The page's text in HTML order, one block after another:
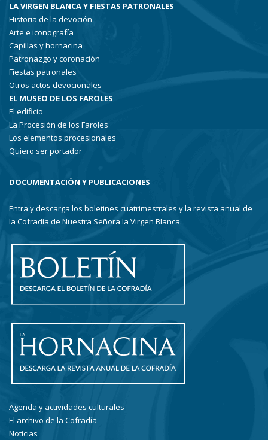
LA VIRGEN BLANCA Y FIESTAS PATRONALES
Historia de la devoción
Arte e iconografía
Capillas y hornacina
Patronazgo y coronación
Fiestas patronales
Otros actos devocionales
EL MUSEO DE LOS FAROLES
El edificio
La Procesión de los Faroles
Los elementos procesionales
Quiero ser portador
DOCUMENTACIÓN Y PUBLICACIONES
Entra y descarga los boletines cuatrimestrales y la revista anual de
la Cofradía de Nuestra Señora la Virgen Blanca.
Agenda y actividades culturales
El archivo de la Cofradía
Noticias